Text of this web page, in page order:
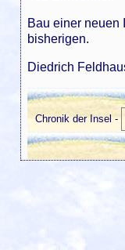
Bau einer neuen
bisherigen.
Diedrich
Chronik der Insel -